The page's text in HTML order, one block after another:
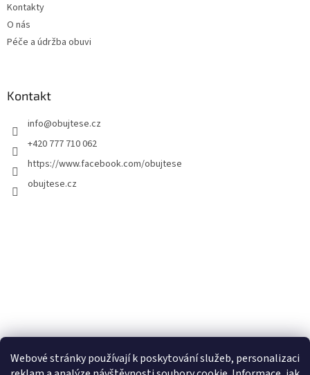
Webové stránky používají k poskytování služeb, personalizaci
Kontakty
O nás
Péče a údržba obuvi
Kontakt
info@obujtese.cz
+420 777 710 062
https://www.facebook.com/obujtese
obujtese.cz